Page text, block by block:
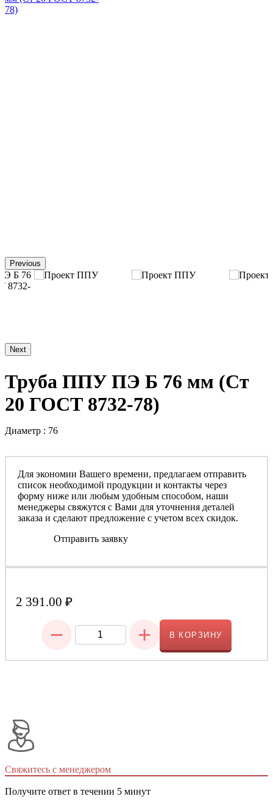
Previous
Next
Труба ППУ ПЭ Б 76 мм (Ст
20 ГОСТ 8732-78)
Диаметр : 76
Для экономии Вашего времени, предлагаем отправить
список необходимой продукции и контакты через
форму ниже или любым удобным способом, наши
менеджеры свяжутся с Вами для уточнения деталей
заказа и сделают предложение с учетом всех скидок.
Отправить заявку
2 391.00 ₽
− + В КОРЗИНУ
Свяжитесь с менеджером
Получите ответ в течении 5 минут